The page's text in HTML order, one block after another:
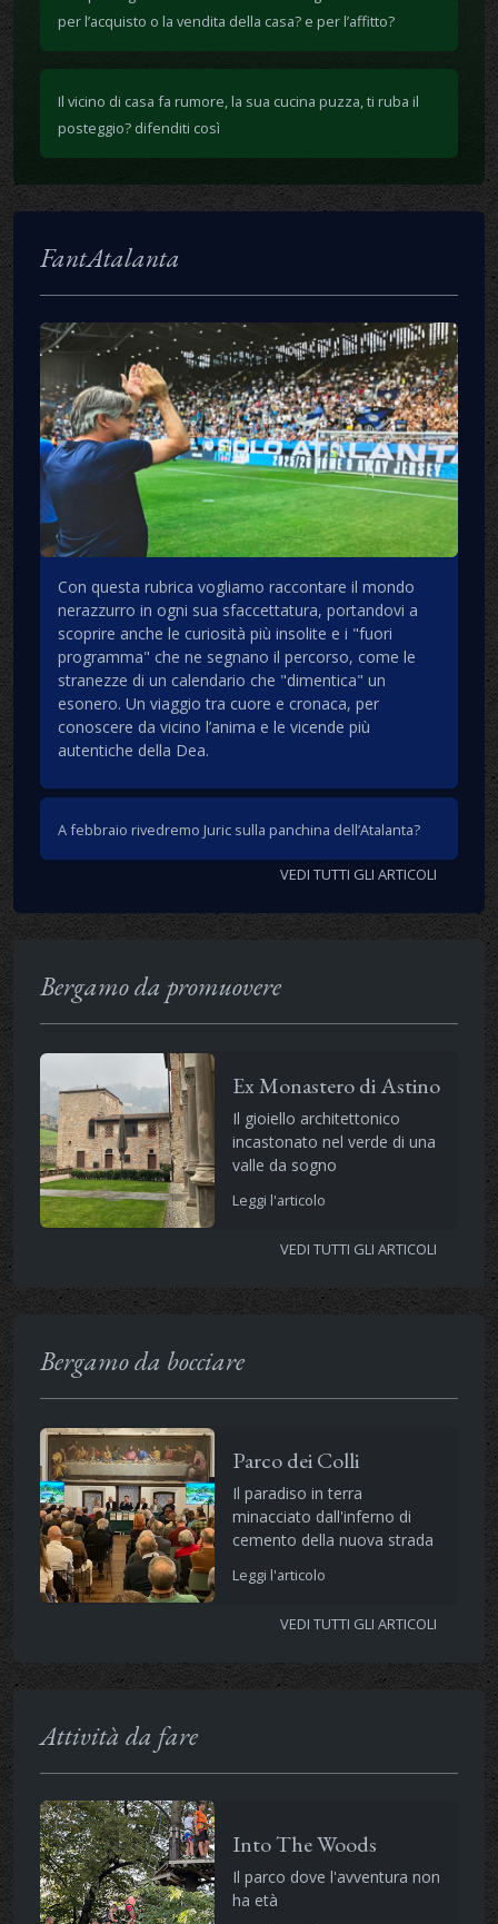
per l’acquisto o la vendita della casa? e per l’affitto?
Il vicino di casa fa rumore, la sua cucina puzza, ti ruba il
posteggio? difenditi così
FantAtalanta
Con questa rubrica vogliamo raccontare il mondo
nerazzurro in ogni sua sfaccettatura, portandovi a
scoprire anche le curiosità più insolite e i "fuori
programma" che ne segnano il percorso, come le
stranezze di un calendario che "dimentica" un
esonero. Un viaggio tra cuore e cronaca, per
conoscere da vicino l’anima e le vicende più
autentiche della Dea.
A febbraio rivedremo Juric sulla panchina dell’Atalanta?
VEDI TUTTI GLI ARTICOLI
Bergamo da promuovere
Ex Monastero di Astino
Il gioiello architettonico
incastonato nel verde di una
valle da sogno
Leggi l'articolo
VEDI TUTTI GLI ARTICOLI
Bergamo da bocciare
Parco dei Colli
Il paradiso in terra
minacciato dall'inferno di
cemento della nuova strada
Leggi l'articolo
VEDI TUTTI GLI ARTICOLI
Attività da fare
Into The Woods
Il parco dove l'avventura non
ha età